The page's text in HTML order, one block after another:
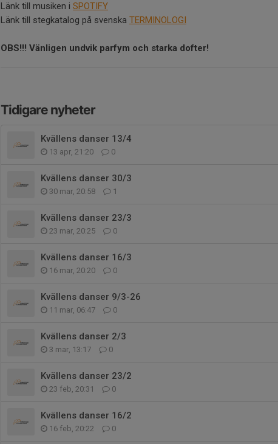
Länk till musiken i SPOTIFY
Länk till stegkatalog på svenska TERMINOLOGI
OBS!!! Vänligen undvik parfym och starka dofter!
Tidigare nyheter
Kvällens danser 13/4
13 apr, 21:20 0
Kvällens danser 30/3
30 mar, 20:58 1
Kvällens danser 23/3
23 mar, 20:25 0
Kvällens danser 16/3
16 mar, 20:20 0
Kvällens danser 9/3-26
11 mar, 06:47 0
Kvällens danser 2/3
3 mar, 13:17 0
Kvällens danser 23/2
23 feb, 20:31 0
Kvällens danser 16/2
16 feb, 20:22 0